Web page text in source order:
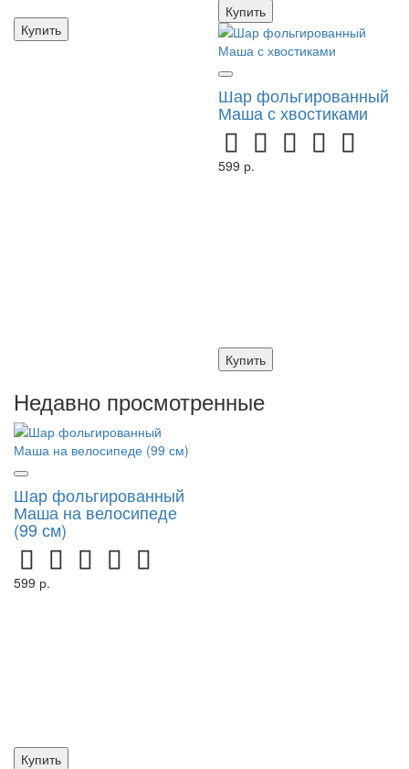
Купить
Купить
Шар фольгированный
Маша с хвостиками
599 р.
Купить
Недавно просмотренные
Шар фольгированный
Маша на велосипеде
(99 см)
599 р.
Купить